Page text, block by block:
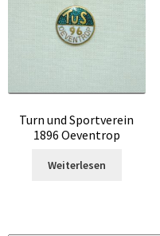
Turn und Sportverein
1896 Oeventrop
Weiterlesen